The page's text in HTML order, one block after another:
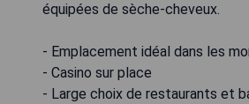
équipées de sèche-cheveux.
- Emplacement idéal dans les
- Casino sur place
- Large choix de restaurants et